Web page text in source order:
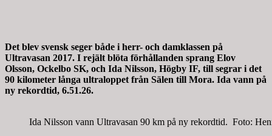
Det blev svensk seger både i herr- och damklassen på
Ultravasan 2017. I rejält blöta förhållanden sprang Elov
Olsson, Ockelbo SK, och Ida Nilsson, Högby IF, till segrar i det
90 kilometer långa ultraloppet från Sälen till Mora. Ida vann på
ny rekordtid, 6.51.26.
Ida Nilsson vann Ultravasan 90 km på ny rekordtid. Foto: